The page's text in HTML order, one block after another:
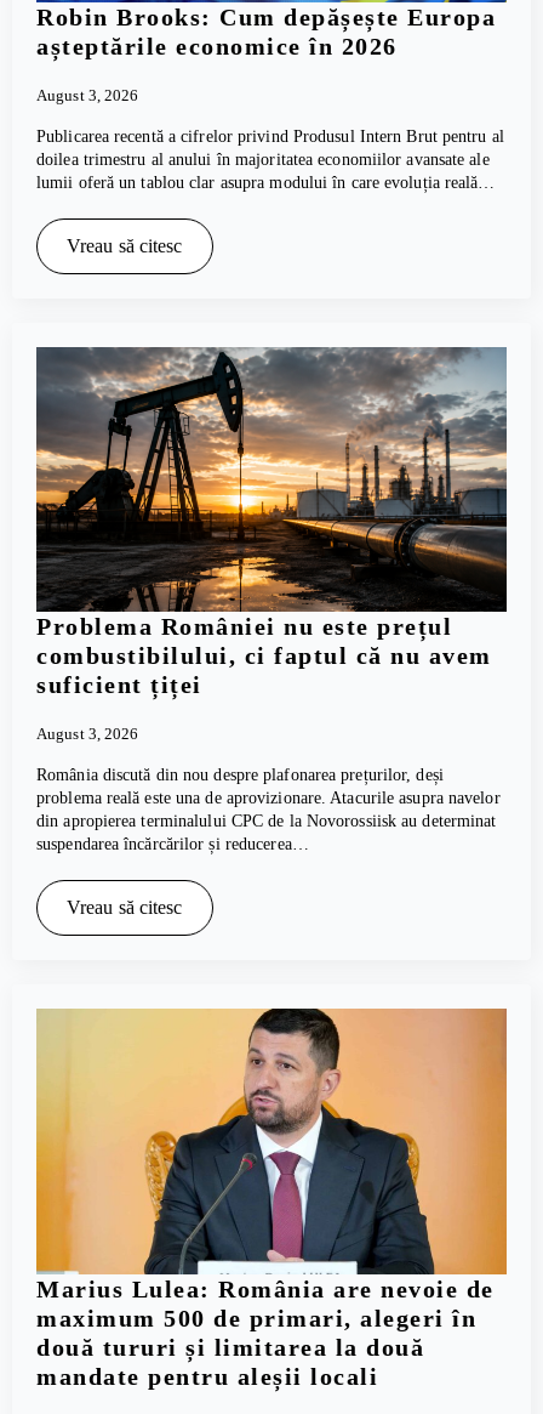
Robin Brooks: Cum depășește Europa
așteptările economice în 2026
August 3, 2026
Publicarea recentă a cifrelor privind Produsul Intern Brut pentru al
doilea trimestru al anului în majoritatea economiilor avansate ale
lumii oferă un tablou clar asupra modului în care evoluția reală…
Vreau să citesc
Problema României nu este prețul
combustibilului, ci faptul că nu avem
suficient țiței
August 3, 2026
România discută din nou despre plafonarea prețurilor, deși
problema reală este una de aprovizionare. Atacurile asupra navelor
din apropierea terminalului CPC de la Novorossiisk au determinat
suspendarea încărcărilor și reducerea…
Vreau să citesc
Marius Lulea: România are nevoie de
maximum 500 de primari, alegeri în
două tururi și limitarea la două
mandate pentru aleșii locali